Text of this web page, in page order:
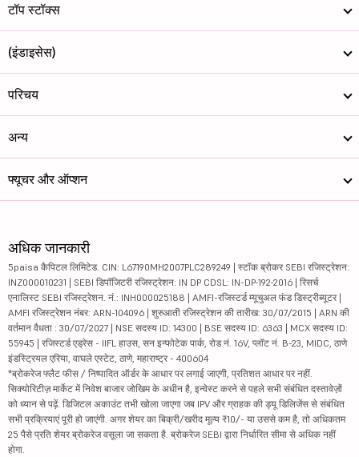
टॉप स्टॉक्स
(इंडाइसेस)
परिचय
अन्य
फ्यूचर और ऑप्शन
अधिक जानकारी
5paisa कैपिटल लिमिटेड. CIN: L67190MH2007PLC289249 | स्टॉक ब्रोकर SEBI रजिस्ट्रेशन:
INZ000010231 | SEBI डिपॉजिटरी रजिस्ट्रेशन: IN DP CDSL: IN-DP-192-2016 | रिसर्च
एनालिस्ट SEBI रजिस्ट्रेशन. नं.: INH000025188 | AMFI-रजिस्टर्ड म्यूचुअल फंड डिस्ट्रीब्यूटर |
AMFI रजिस्ट्रेशन नंबर: ARN-104096 | शुरुआती रजिस्ट्रेशन की तारीख: 30/07/2015 | ARN की
वर्तमान वैधता : 30/07/2027 | NSE सदस्य ID: 14300 | BSE सदस्य ID: 6363 | MCX सदस्य ID:
55945 | रजिस्टर्ड एड्रेस - IIFL हाउस, सन इन्फोटेक पार्क, रोड नं. 16V, प्लॉट नं. B-23, MIDC, ठाणे
इंडस्ट्रियल एरिया, वाघले एस्टेट, ठाणे, महाराष्ट्र - 400604
*ब्रोकरेज फ्लैट फीस / निष्पादित ऑर्डर के आधार पर लगाई जाएगी, प्रतिशत आधार पर नहीं.
सिक्योरिटीज़ मार्केट में निवेश बाजार जोखिम के अधीन है, इन्वेस्ट करने से पहले सभी संबंधित दस्तावेज़ों
को ध्यान से पढ़ें. डिजिटल अकाउंट तभी खोला जाएगा जब IPV और ग्राहक की ड्यू डिलिजेंस से संबंधित
सभी प्रक्रियाएं पूरी हो जाएंगी. अगर शेयर का बिक्री/खरीद मूल्य ₹10/- या उससे कम है, तो अधिकतम
25 पैसे प्रति शेयर ब्रोकरेज वसूला जा सकता है. ब्रोकरेज SEBI द्वारा निर्धारित सीमा से अधिक नहीं
होगा.